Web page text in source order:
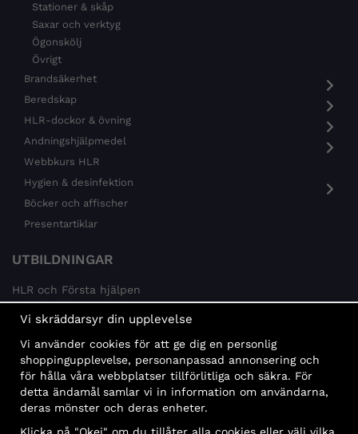
Stationer & skåp
Saxar och verktyg
Ögonskölj
Övrigt
Brandsäkerhet
Beredskap
HLR-dockor & övning
Andningshjälpmedel
Webbkurs HLR
Hygien & desinfektion
Böcker och affischer
Presentartiklar
UTBILDNINGAR
HLR och Första hjälpen
Psykisk hälsa
Brandskydd
MÅLGRUPPER
Offentlig sektor och företag
Privatpersoner
Vi skräddarsyr din upplevelse
Vi använder cookies för att ge dig en personlig
shoppingupplevelse, personanpassad annonsering och
för hålla våra webbplatser tillförlitliga och säkra. För
detta ändamål samlar vi in information om användarna,
deras mönster och deras enheter.